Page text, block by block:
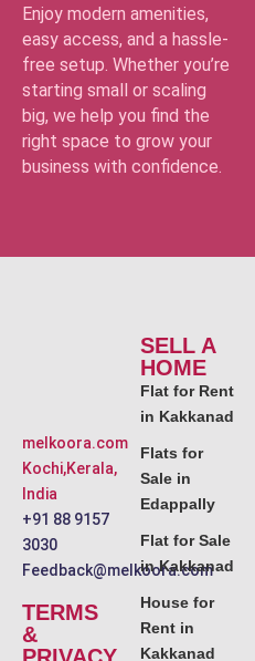
Enjoy modern amenities,
easy access, and a hassle-
free setup. Whether you’re
starting small or scaling
big, we help you find the
right space to grow your
business with confidence.
melkoora.com
Kochi,Kerala,
India
+91 88 9157
3030
Feedback@melkoora.com
TERMS
&
SELL A
HOME
Flat for Rent
in Kakkanad
Flats for
Sale in
Edappally
Flat for Sale
in Kakkanad
House for
Rent in
Kakkanad